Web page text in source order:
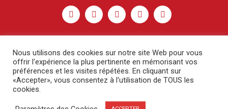
© Racing Besançon - Contact-Mentions légales
Nous utilisons des cookies sur notre site Web pour vous
offrir l'expérience la plus pertinente en mémorisant vos
préférences et les visites répétées. En cliquant sur
«Accepter», vous consentez à l'utilisation de TOUS les
cookies.